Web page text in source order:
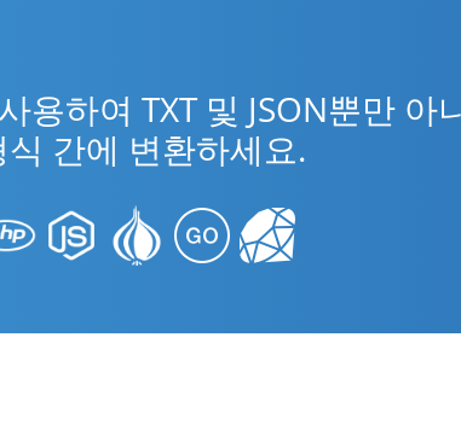
용하여 TXT 및 JSON뿐만 아
간에 변환하세요.